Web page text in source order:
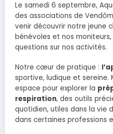
Le samedi 6 septembre,
des associations de
venir découvrir notre jeune
bénévoles et nos
questions sur nos activités.
Notre cœur de pratique :
sportive, ludique et sereine.
espace pour explorer la
respiration, des outils
quotidien, utiles dans la vie
dans certaines professions